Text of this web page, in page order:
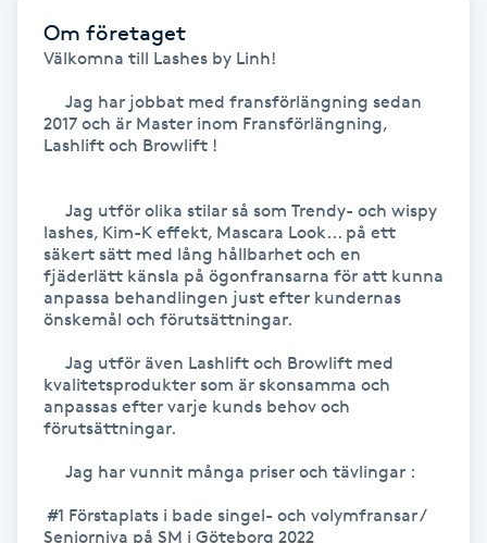
Herrklippning
Hot Stone Massage
Hot yoga
Hudföryngring
Huduppstramning
Hudvård
Hyaluronsyra
Om företaget
Välkomna till Lashes by Linh!
2017 och är Master inom Fransförlängning,
Lashlift och Browlift !
lashes, Kim-K effekt, Mascara Look... på ett
säkert sätt med lång hållbarhet och en
fjäderlätt känsla på ögonfransarna för att kunna
anpassa behandlingen just efter kundernas
önskemål och förutsättningar.
kvalitetsprodukter som är skonsamma och
anpassas efter varje kunds behov och
förutsättningar.
#1 Förstaplats i bade singel- och volymfransar /
Seniorniva på SM i Göteborg 2022